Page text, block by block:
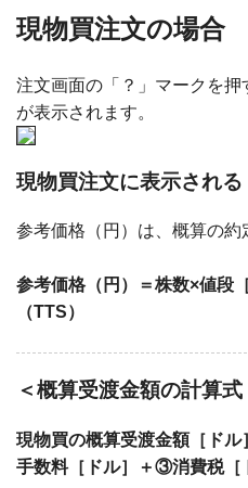
現物買注文の場合
注文画面の「？」マークを押
が表示されます。
現物買注文に表示され
参考価格（円）は、概算の約
参考価格（円）＝株数×値段
（TTS）
＜概算受渡金額の計算式
現物買の概算受渡金額［ド
手数料［ドル］＋③消費税［